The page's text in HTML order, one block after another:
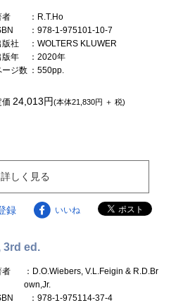
者
：R.T.Ho
：978-1-975101-10-7
版社
：WOLTERS KLUWER
版年
：2020年
ージ数 ：550pp.
価24,013円(本体21,830円 ＋ 税)
詳しく見る
録 いいね
3rd ed.
者
：D.O.Wiebers, V.L.Feigin & R.D.Br
own,Jr.
：978-1-975114-37-4